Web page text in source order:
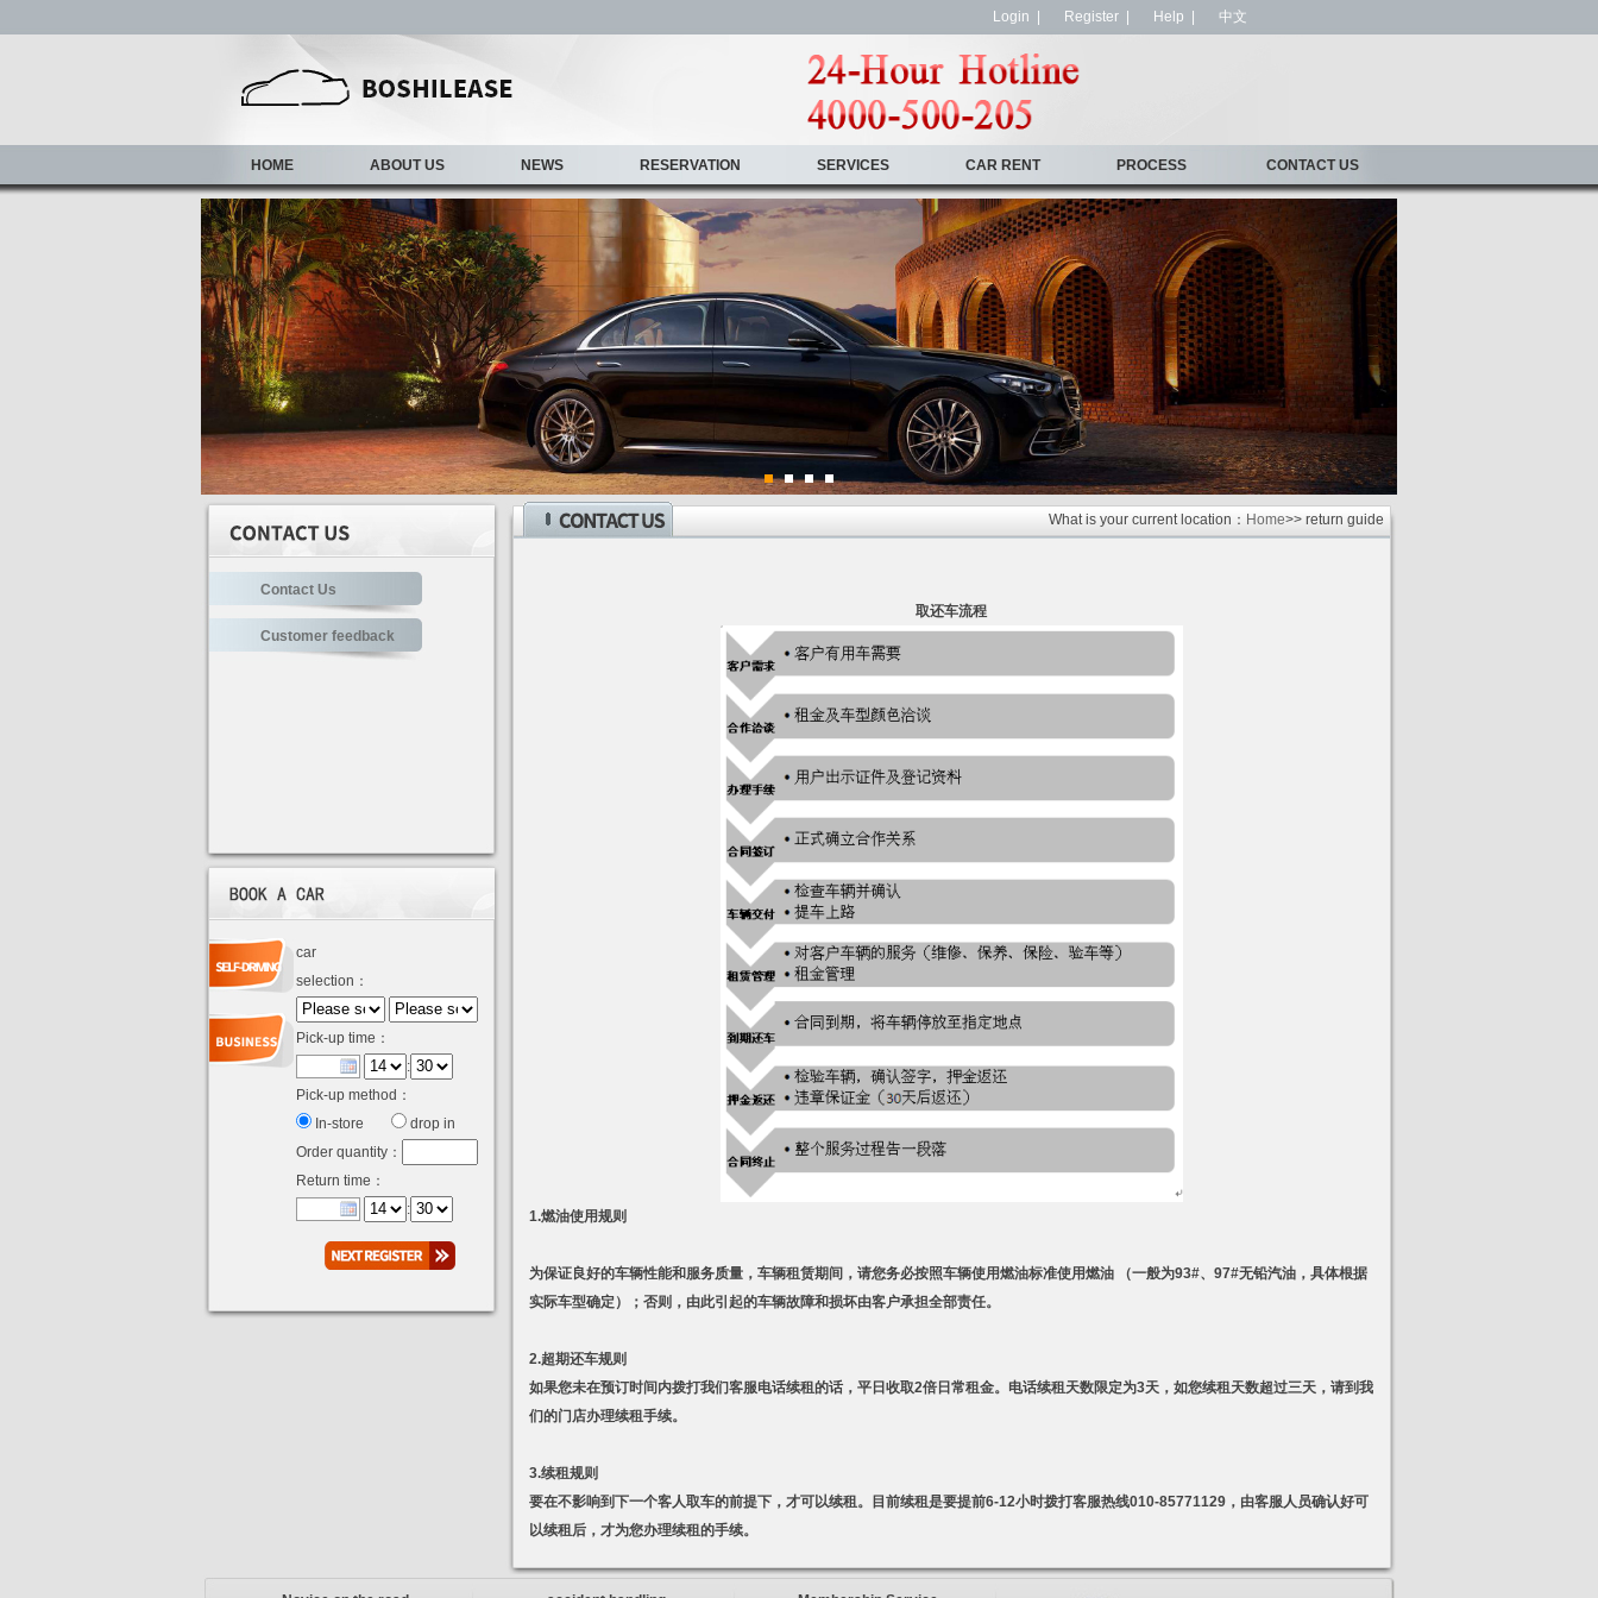
Login Register Help 中文
HOME ABOUT US NEWS RESERVATION SERVICES CAR RENT PROCESS CONTACT US
Contact Us
Customer feedback
car
selection：
Pick-up time：
:
Pick-up method：
In-store
drop in
Order quantity：
Return time：
:
What is your current location： Home>> return guide
取还车流程
1.燃油使用规则
为保证良好的车辆性能和服务质量，车辆租赁期间，请您务必按照车辆使用燃油标准使用燃油 （一般为93#、97#无铅汽油，具体根据
实际车型确定）；否则，由此引起的车辆故障和损坏由客户承担全部责任。
2.超期还车规则
如果您未在预订时间内拨打我们客服电话续租的话，平日收取2倍日常租金。电话续租天数限定为3天，如您续租天数超过三天，请到我
们的门店办理续租手续。
3.续租规则
要在不影响到下一个客人取车的前提下，才可以续租。目前续租是要提前6-12小时拨打客服热线010-85771129，由客服人员确认好可
以续租后，才为您办理续租的手续。